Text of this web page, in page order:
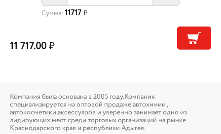
Сумма: 11717 ₽
11 717.00₽
Компания была основана в 2005 году.Компания
специализируется на оптовой продаже автохимии ,
автокосметики,аксессуаров и уверенно занимает одно из
лидирующих мест среди торговых организаций на рынке
Краснодарского края и республики Адыгея.